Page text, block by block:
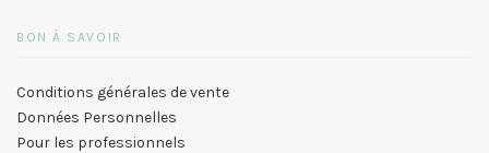
BON À SAVOIR
Conditions générales de vente
Données Personnelles
Pour les professionnels